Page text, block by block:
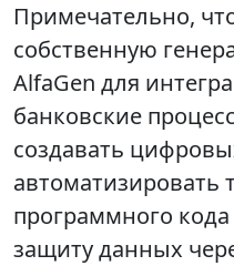
Примечательно,
собственную
AlfaGen для
банковские
создавать
автоматизировать
программного
защиту данных